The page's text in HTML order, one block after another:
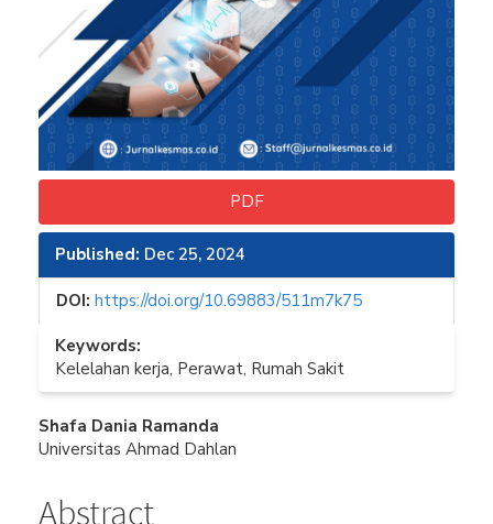
PDF
Published: Dec 25, 2024
DOI: https://doi.org/10.69883/511m7k75
Keywords:
Kelelahan kerja, Perawat, Rumah Sakit
Main
Content
Shafa Dania Ramanda
Universitas Ahmad Dahlan
Abstract